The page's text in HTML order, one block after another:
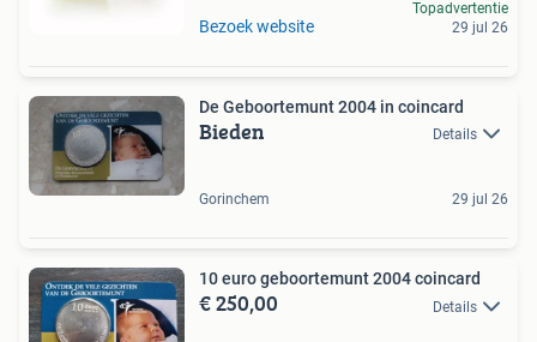
Bezoek website
Topadvertentie
29 jul 26
De Geboortemunt 2004 in coincard
Bieden Details
Gorinchem 29 jul 26
10 euro geboortemunt 2004 coincard
€ 250,00 Details